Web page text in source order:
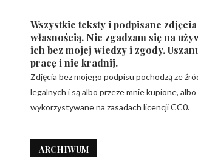
Wszystkie teksty i podpisane
własnością. Nie zgadzam się na
ich bez mojej wiedzy i zgody.
pracę i nie kradnij.
Zdjęcia bez mojego podpisu pochodzą ze
legalnych i są albo przeze mnie kupione, albo
wykorzystywane na zasadach licencji CC0.
ARCHIWUM